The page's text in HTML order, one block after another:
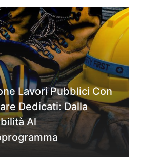
Lavori Pubblici Con
Dedicati: Dalla
Al